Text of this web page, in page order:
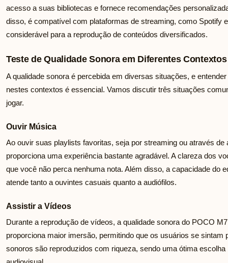
acesso a suas bibliotecas e fornece recomendações
disso, é compatível com plataformas de streaming, como Spotify
considerável para a reprodução de conteúdos diversificados.
Teste de Qualidade Sonora em Diferentes Contextos
A qualidade sonora é percebida em diversas situações, e
nestes contextos é essencial. Vamos discutir três situações
jogar.
Ouvir Música
Ao ouvir suas playlists favoritas, seja por streaming ou através
proporciona uma experiência bastante agradável. A clareza dos
que você não perca nenhuma nota. Além disso, a capacidade do
atende tanto a ouvintes casuais quanto a audiófilos.
Assistir a Vídeos
Durante a reprodução de vídeos, a qualidade sonora do POCO
proporciona maior imersão, permitindo que os usuários se sintam
sonoros são reproduzidos com riqueza, sendo uma ótima